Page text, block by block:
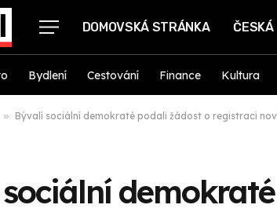
DOMOVSKÁ STRÁNKA ČESKÁ
Bydlení Cestování Finance Kultura
» Bývalí sociální demokraté podali žádost o registraci